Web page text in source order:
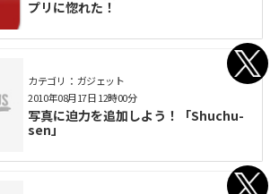
プリに惚れた！
カテゴリ： ガジェット
写真に迫力を追加しよう！「Shuchu-
sen」
2010年08月17日 12時00分